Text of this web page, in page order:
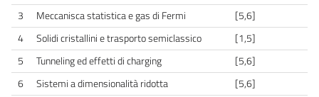
3 Meccanisca statistica e gas di Fermi
[5,6]
4
Solidi cristallini e trasporto semiclassico
[1,5]
5
Tunneling ed effetti di charging
[5,6]
6
Sistemi a dimensionalità ridotta
[5,6]